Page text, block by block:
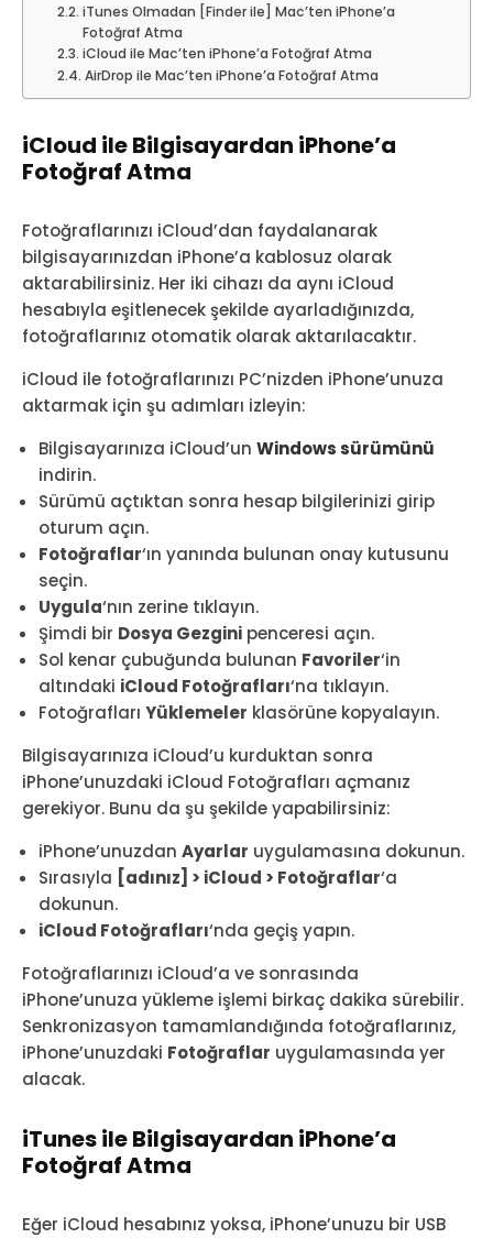
iTunes Olmadan [Finder ile] Mac’ten iPhone’a
Fotoğraf Atma
iCloud ile Mac’ten iPhone’a Fotoğraf Atma
AirDrop ile Mac’ten iPhone’a Fotoğraf Atma
iCloud ile Bilgisayardan iPhone’a
Fotoğraf Atma
Fotoğraflarınızı iCloud’dan faydalanarak
bilgisayarınızdan iPhone’a kablosuz olarak
aktarabilirsiniz. Her iki cihazı da aynı iCloud
hesabıyla eşitlenecek şekilde ayarladığınızda,
fotoğraflarınız otomatik olarak aktarılacaktır.
iCloud ile fotoğraflarınızı PC’nizden iPhone’unuza
aktarmak için şu adımları izleyin:
Bilgisayarınıza iCloud’un Windows sürümünü
indirin.
Sürümü açtıktan sonra hesap bilgilerinizi girip
oturum açın.
Fotoğraflar‘ın yanında bulunan onay kutusunu
seçin.
Uygula‘nın zerine tıklayın.
Şimdi bir Dosya Gezgini penceresi açın.
Sol kenar çubuğunda bulunan Favoriler‘in
altındaki iCloud Fotoğrafları‘na tıklayın.
Fotoğrafları Yüklemeler klasörüne kopyalayın.
Bilgisayarınıza iCloud’u kurduktan sonra
iPhone’unuzdaki iCloud Fotoğrafları açmanız
gerekiyor. Bunu da şu şekilde yapabilirsiniz:
iPhone’unuzdan Ayarlar uygulamasına dokunun.
Sırasıyla [adınız] > iCloud > Fotoğraflar‘a
dokunun.
iCloud Fotoğrafları‘nda geçiş yapın.
Fotoğraflarınızı iCloud’a ve sonrasında
iPhone’unuza yükleme işlemi birkaç dakika sürebilir.
Senkronizasyon tamamlandığında fotoğraflarınız,
iPhone’unuzdaki Fotoğraflar uygulamasında yer
alacak.
iTunes ile Bilgisayardan iPhone’a
Fotoğraf Atma
Eğer iCloud hesabınız yoksa, iPhone’unuzu bir USB